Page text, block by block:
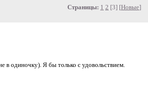
Страницы: 1 2 [3] [Новые]
в одиночку). Я бы только с удовольствием.